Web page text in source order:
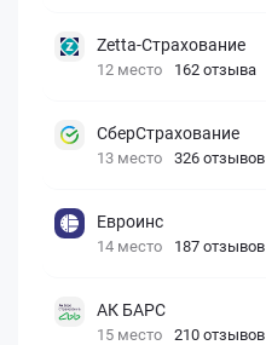
Zetta-Страхование
12 место 162 отзыва
СберСтрахование
13 место 326 отзывов
Евроинс
14 место 187 отзывов
АК БАРС
15 место 210 отзывов